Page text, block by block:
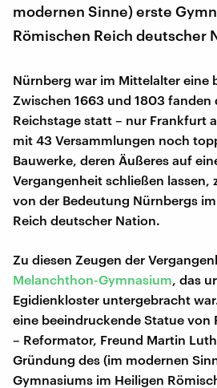
modernen Sinne) erste
Römischen Reich deutscher
Nürnberg war im Mittelalter eine
Zwischen 1663 und 1803 fanden
Reichstage statt – nur Frankfurt
mit 43 Versammlungen noch
Bauwerke, deren Äußeres auf
Vergangenheit schließen lassen,
von der Bedeutung Nürnbergs
Reich deutscher Nation.
Zu diesen Zeugen der
Melanchthon-Gymnasium , das
Egidienkloster untergebracht
eine beeindruckende Statue von
– Reformator, Freund Martin
Gründung des (im modernen
Gymnasiums im Heiligen